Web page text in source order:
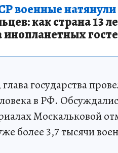
военные натянули
как страна 13
инопланетных
государства
в РФ.
Москальковой
более 3,7 тысячи